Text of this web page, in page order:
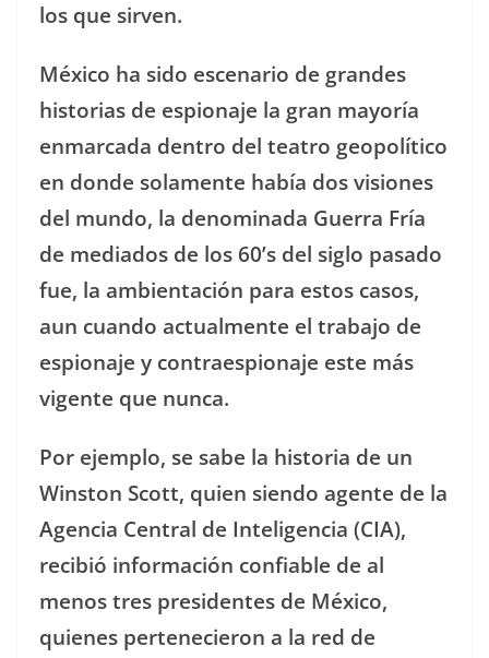
los que sirven.
México ha sido escenario de grandes
historias de espionaje la gran mayoría
enmarcada dentro del teatro geopolítico
en donde solamente había dos visiones
del mundo, la denominada Guerra Fría
de mediados de los 60’s del siglo pasado
fue, la ambientación para estos casos,
aun cuando actualmente el trabajo de
espionaje y contraespionaje este más
vigente que nunca.
Por ejemplo, se sabe la historia de un
Winston Scott, quien siendo agente de la
Agencia Central de Inteligencia (CIA),
recibió información confiable de al
menos tres presidentes de México,
quienes pertenecieron a la red de